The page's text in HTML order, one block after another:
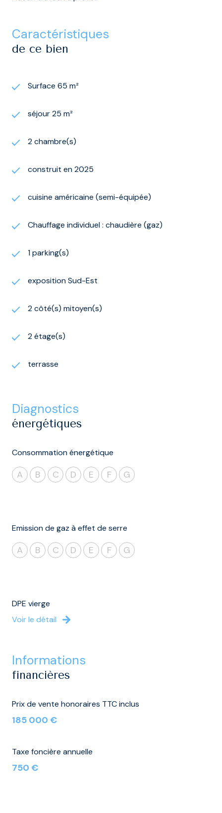
caractéristiques
de ce bien
Surface 65 m²
séjour 25 m²
2 chambre(s)
construit en 2025
cuisine américaine (semi-équipée)
Chauffage individuel : chaudière (gaz)
1 parking(s)
exposition Sud-Est
2 côté(s) mitoyen(s)
2 étage(s)
terrasse
diagnostics
énergétiques
Consommation énergétique
A B C D E F G
Emission de gaz à effet de serre
A B C D E F G
DPE vierge
Voir le détail
informations
financières
Prix de vente honoraires TTC inclus
185 000 €
Taxe foncière annuelle
750 €